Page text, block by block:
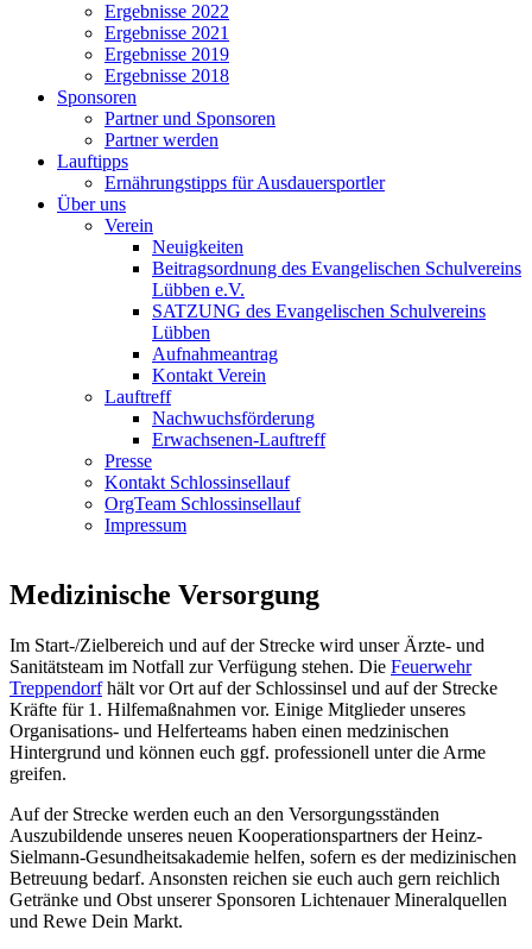
Ergebnisse 2022
Ergebnisse 2021
Ergebnisse 2019
Ergebnisse 2018
Sponsoren
Partner und Sponsoren
Partner werden
Lauftipps
Ernährungstipps für Ausdauersportler
Über uns
Verein
Neuigkeiten
Beitragsordnung des Evangelischen Schulvereins
Lübben e.V.
SATZUNG des Evangelischen Schulvereins
Lübben
Aufnahmeantrag
Kontakt Verein
Lauftreff
Nachwuchsförderung
Erwachsenen-Lauftreff
Presse
Kontakt Schlossinsellauf
OrgTeam Schlossinsellauf
Impressum
Medizinische Versorgung
Im Start-/Zielbereich und auf der Strecke wird unser Ärzte- und
Sanitätsteam im Notfall zur Verfügung stehen. Die Feuerwehr
Treppendorfhält vor Ort auf der Schlossinsel und auf der Strecke
Kräfte für 1. Hilfemaßnahmen vor. Einige Mitglieder unseres
Organisations- und Helferteams haben einen medzinischen
Hintergrund und können euch ggf. professionell unter die Arme
greifen.
Auf der Strecke werden euch an den Versorgungsständen
Auszubildende unseres neuen Kooperationspartners der Heinz-
Sielmann-Gesundheitsakademie helfen, sofern es der medizinischen
Betreuung bedarf. Ansonsten reichen sie euch auch gern reichlich
Getränke und Obst unserer Sponsoren Lichtenauer Mineralquellen
und Rewe Dein Markt.